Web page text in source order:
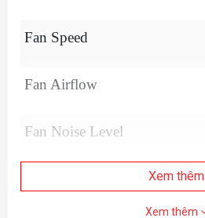
Fan Speed
Fan Airflow
Fan Noise Level
Xem thêm
Xem thêm